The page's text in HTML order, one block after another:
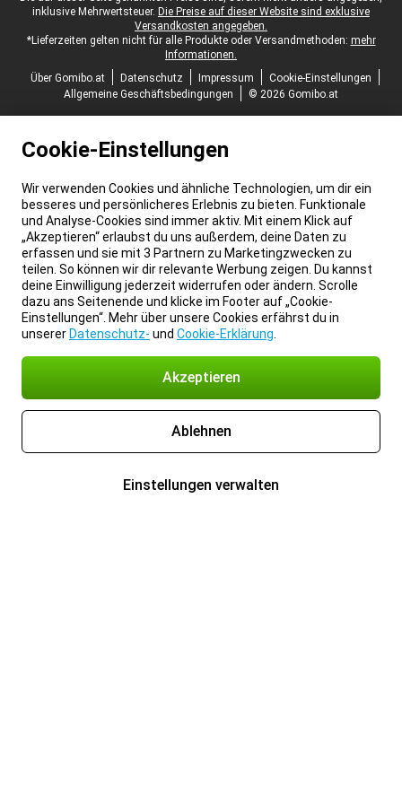
inklusive Mehrwertsteuer. Die Preise auf dieser Website sind exklusive
Versandkosten angegeben.
*Lieferzeiten gelten nicht für alle Produkte oder Versandmethoden: mehr
Informationen.
Über Gomibo.at
Datenschutz Impressum
Cookie-Einstellungen
Allgemeine Geschäftsbedingungen
© 2026 Gomibo.at
Cookie-Einstellungen
Wir verwenden Cookies und ähnliche Technologien, um dir ein
besseres und persönlicheres Erlebnis zu bieten. Funktionale
und Analyse-Cookies sind immer aktiv. Mit einem Klick auf
„Akzeptieren“ erlaubst du uns außerdem, deine Daten zu
erfassen und sie mit 3 Partnern zu Marketingzwecken zu
teilen. So können wir dir relevante Werbung zeigen. Du kannst
deine Einwilligung jederzeit widerrufen oder ändern. Scrolle
dazu ans Seitenende und klicke im Footer auf „Cookie-
Einstellungen“. Mehr über unsere Cookies erfährst du in
unserer Datenschutz- und Cookie-Erklärung
Akzeptieren
Ablehnen
Einstellungen verwalten